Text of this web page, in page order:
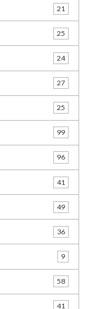
21
25
24
27
25
99
96
41
49
36
9
58
41